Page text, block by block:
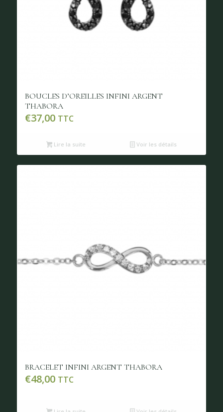
BOUCLES D’OREILLES INFINI ARGENT
THABORA
€37,00 TTC
Lire la suite Voir les détails
BRACELET INFINI ARGENT THABORA
€48,00 TTC